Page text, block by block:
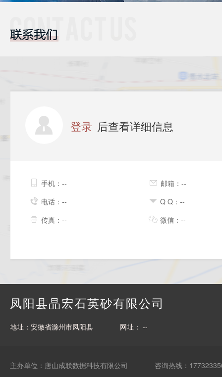
登录 后查看详细信息
手机：--
邮箱：--
电话：--
Q Q：--
传真：--
微信：--
凤阳县晶宏石英砂有限公司
地址：安徽省滁州市凤阳县 网址： --
主办单位：唐山成联数据科技有限公司 咨询热线：